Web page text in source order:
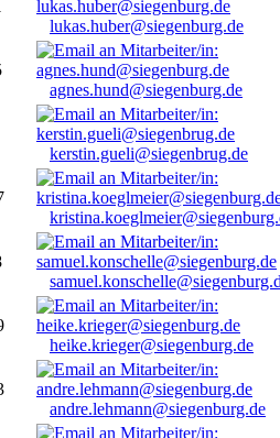
lukas.huber@siegenburg.de
agnes.hund@siegenburg.de
kerstin.gueli@siegenbrug.de
heike.krieger@siegenburg.de
andre.lehmann@siegenburg.de